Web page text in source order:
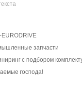
EURODRIVE
запчасти
с подбором
господа!